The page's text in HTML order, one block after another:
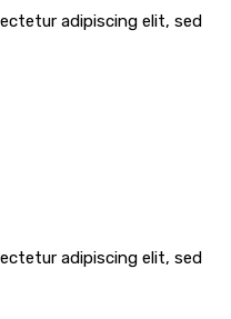
adipiscing elit, sed
adipiscing elit, sed